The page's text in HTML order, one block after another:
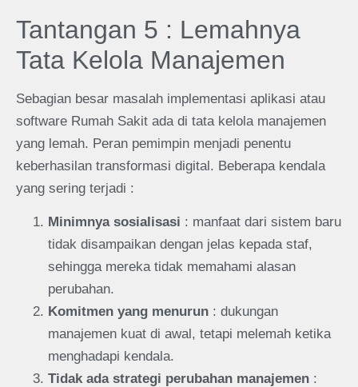
Tantangan 5 : Lemahnya
Tata Kelola Manajemen
Sebagian besar masalah implementasi aplikasi atau
software Rumah Sakit ada di tata kelola manajemen
yang lemah. Peran pemimpin menjadi penentu
keberhasilan transformasi digital. Beberapa kendala
yang sering terjadi :
Minimnya sosialisasi : manfaat dari sistem baru
tidak disampaikan dengan jelas kepada staf,
sehingga mereka tidak memahami alasan
perubahan.
Komitmen yang menurun : dukungan
manajemen kuat di awal, tetapi melemah ketika
menghadapi kendala.
Tidak ada strategi perubahan manajemen :